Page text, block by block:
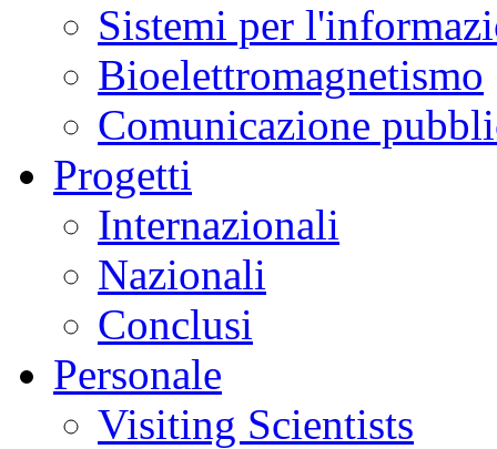
Sistemi per
Bioelettromagnetismo
Comunicazione
Progetti
Internazionali
Nazionali
Conclusi
Personale
Visiting Scientists